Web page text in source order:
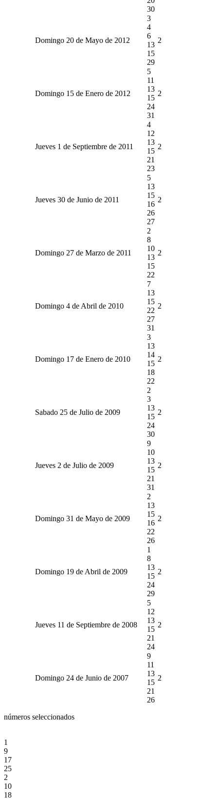
30
Domingo 20 de Mayo de 2012
3
4
6
13
15
29
2
Domingo 15 de Enero de 2012
5
11
13
15
24
31
2
Jueves 1 de Septiembre de 2011
4
12
13
15
21
23
2
Jueves 30 de Junio de 2011
5
13
15
16
26
27
2
Domingo 27 de Marzo de 2011
2
8
10
13
15
22
2
Domingo 4 de Abril de 2010
7
13
15
22
27
31
2
Domingo 17 de Enero de 2010
3
13
14
15
18
22
2
Sabado 25 de Julio de 2009
2
3
13
15
24
30
2
Jueves 2 de Julio de 2009
9
10
13
15
21
31
2
Domingo 31 de Mayo de 2009
2
13
15
16
22
26
2
Domingo 19 de Abril de 2009
1
8
13
15
24
29
2
Jueves 11 de Septiembre de 2008
5
12
13
15
21
24
2
Domingo 24 de Junio de 2007
9
11
13
15
21
26
2
números seleccionados
1
9
17
25
2
10
18